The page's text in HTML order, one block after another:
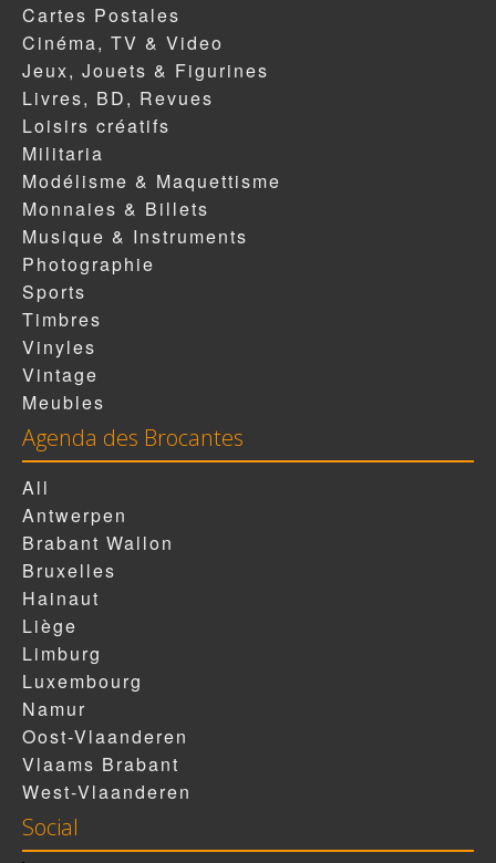
Cartes Postales
Cinéma, TV & Video
Jeux, Jouets & Figurines
Livres, BD, Revues
Loisirs créatifs
Militaria
Modélisme & Maquettisme
Monnaies & Billets
Musique & Instruments
Photographie
Sports
Timbres
Vinyles
Vintage
Meubles
Agenda des Brocantes
All
Antwerpen
Brabant Wallon
Bruxelles
Hainaut
Liège
Limburg
Luxembourg
Namur
Oost-Vlaanderen
Vlaams Brabant
West-Vlaanderen
Social